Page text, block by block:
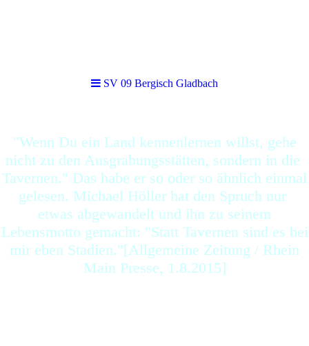
SV 09 Bergisch Gladbach
"Wenn Du ein Land kennenlernen willst, gehe
nicht zu den Ausgrabungsstätten, sondern in die
Tavernen." Das habe er so oder so ähnlich einmal
gelesen. Michael Höller hat den Spruch nur
etwas abgewandelt und ihn zu seinem
Lebensmotto gemacht: "Statt Tavernen sind es bei
mir eben Stadien."[Allgemeine Zeitung / Rhein
Main Presse, 1.8.2015]
SV 09 Bergisch Gladbach